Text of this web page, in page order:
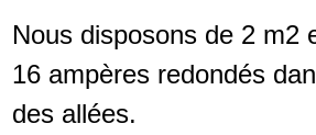
Nous disposons de 2 m2
16 ampères redondés
des allées.